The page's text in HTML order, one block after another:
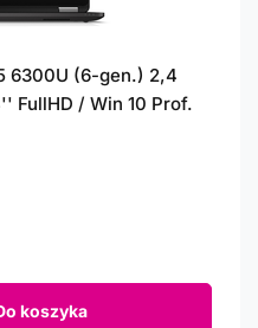
6300U (6-gen.) 2,4
FullHD / Win 10 Prof.
koszyka